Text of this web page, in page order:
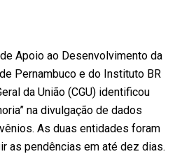
Apoio ao Desenvolvimento da
Pernambuco e do Instituto BR
da União (CGU) identificou
na divulgação de dados
As duas entidades foram
as pendências em até dez dias.